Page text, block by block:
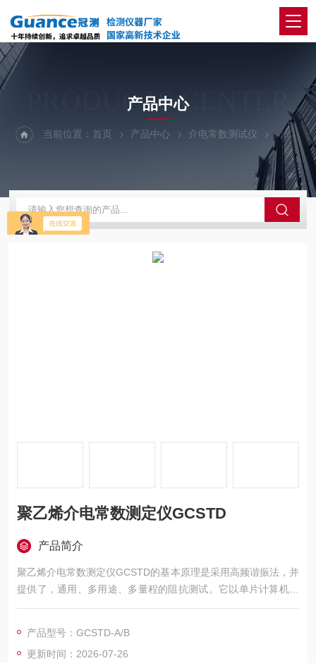
PRODUCTS CENTER
产品中心
当前位置：首页 产品中心 介电常数测试仪 AB-高频
聚乙烯介电常数测定仪GCSTD
产品简介
聚乙烯介电常数测定仪GCSTD的基本原理是采用高频谐振法，并
提供了，通用、多用途、多量程的阻抗测试。它以单片计算机作
为仪器的控制，测量核心采用了频率数字锁定，标准频率测试点
技术，改进了调谐回路，使得调谐测试回路的残余电感减至低，
并保留了原Q表中自动稳幅等技术，使得新仪器在使用时更为方
产品型号：GCSTD-A/B
更新时间：2026-07-26